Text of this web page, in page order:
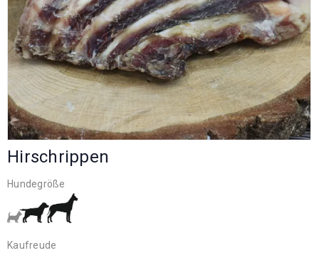
Hirschrippen
Hundegröße
Kaufreude